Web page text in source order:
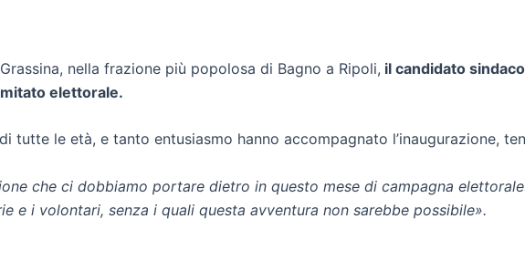
nella frazione più popolosa di Bagno a Ripoli, il candidato
elettorale.
tutte le età, e tanto entusiasmo hanno accompagnato l’inaugurazione,
che ci dobbiamo portare dietro in questo mese di campagna
e i volontari, senza i quali questa avventura non sarebbe possibile».